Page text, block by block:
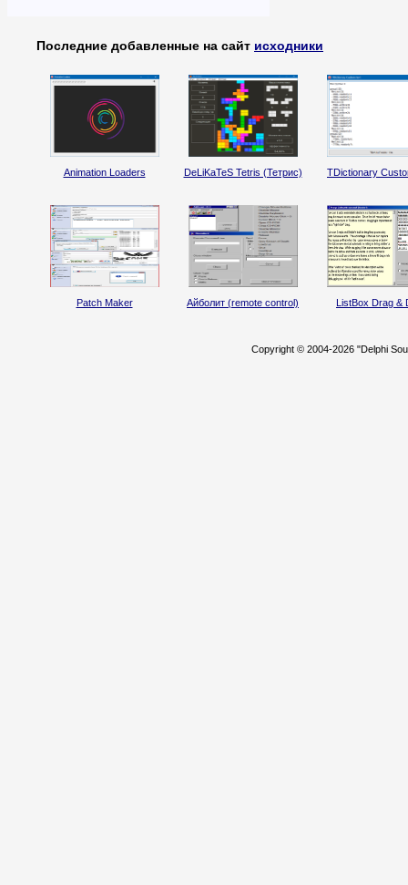
Последние добавленные на сайт исходники
Animation Loaders DeLiKaTeS Tetris (Тетрис) TDictionary
Patch Maker Айболит (remote control) ListBox Drag &
Copyright © 2004-2026 "Delphi